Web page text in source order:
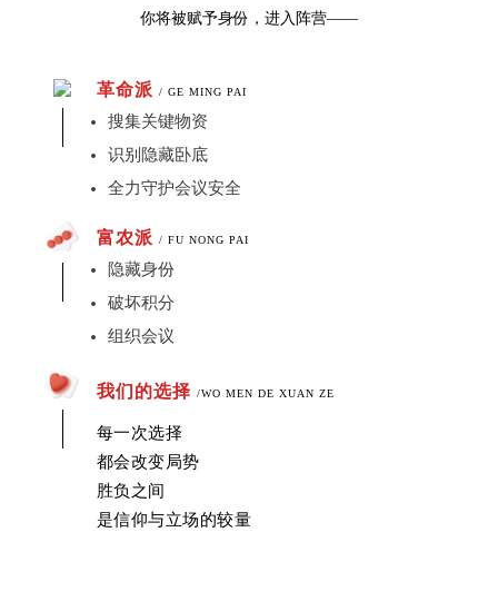
你将被赋予身份，进入阵营——
革命派 / GE MING PAI
搜集关键物资
识别隐藏卧底
全力守护会议安全
富农派 / FU NONG PAI
隐藏身份
破坏积分
组织会议
我们的选择 /WO MEN DE XUAN ZE
每一次选择
都会改变局势
胜负之间
是信仰与立场的较量